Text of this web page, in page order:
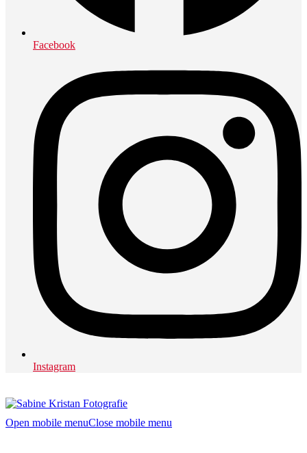
Facebook
Instagram
Open mobile menuClose mobile menu